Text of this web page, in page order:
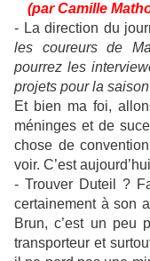
(par Camille
- La direction du
les coureurs de
pourrez les
projets pour la
Et bien ma foi,
méninges et de
chose de
voir. C’est
- Trouver Duteil ?
certainement à son
Brun, c’est un peu
transporteur et